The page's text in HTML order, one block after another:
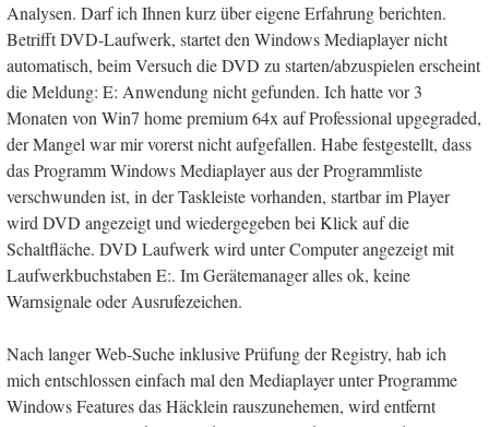
Analysen. Darf ich Ihnen kurz über eigene Erfahrung berichten.
Betrifft DVD-Laufwerk, startet den Windows Mediaplayer nicht
automatisch, beim Versuch die DVD zu starten/abzuspielen erscheint
die Meldung: E: Anwendung nicht gefunden. Ich hatte vor 3
Monaten von Win7 home premium 64x auf Professional upgegraded,
der Mangel war mir vorerst nicht aufgefallen. Habe festgestellt, dass
das Programm Windows Mediaplayer aus der Programmliste
verschwunden ist, in der Taskleiste vorhanden, startbar im Player
wird DVD angezeigt und wiedergegeben bei Klick auf die
Schaltfläche. DVD Laufwerk wird unter Computer angezeigt mit
Laufwerkbuchstaben E:. Im Gerätemanager alles ok, keine
Warnsignale oder Ausrufezeichen.
Nach langer Web-Suche inklusive Prüfung der Registry, hab ich
mich entschlossen einfach mal den Mediaplayer unter Programme
Windows Features das Häcklein rauszunehemen, wird entfernt